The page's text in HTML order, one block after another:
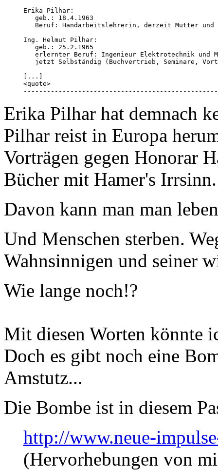
Erika Pilhar:
   geb.: 18.4.1963
Beruf: Handarbeitslehrerin, derzeit Mutter und
Ing. Helmut Pilhar:
   geb.: 25.2.1965
erlernter Beruf: Ingenieur Elektrotechnik und
jetzt Selbständig (Buchvertrieb, Seminare,
[...]
<quote>
Erika Pilhar hat demnach
Pilhar reist in Europa
Vorträgen gegen Honorar
Bücher mit Hamer's Irrsinn.
Davon kann man man
Und Menschen sterben.
Wahnsinnigen und seiner
Wie lange noch!?
Mit diesen Worten könnte
Doch es gibt noch eine
Amstutz...
Die Bombe ist in diesem
http://www.neue-
(Hervorhebungen von